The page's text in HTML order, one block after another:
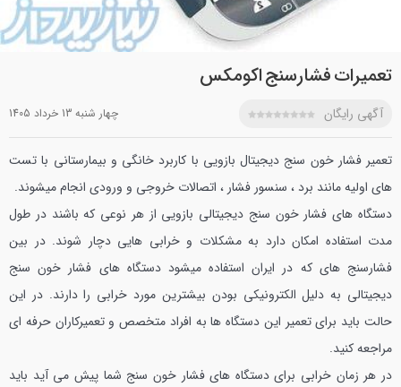
تعمیرات فشارسنج اکومکس
آگهی رایگان چهار شنبه 13 خرداد 1405
تعمیر فشار خون سنج دیجیتال بازویی با کاربرد خانگی و بیمارستانی با تست
های اولیه مانند برد ، سنسور فشار ، اتصالات خروجی و ورودی انجام میشوند.
دستگاه های فشار خون سنج دیجیتالی بازویی از هر نوعی که باشند در طول
مدت استفاده امکان دارد به مشکلات و خرابی هایی دچار شوند. در بین
فشارسنج های که در ایران استفاده میشود دستگاه های فشار خون سنج
دیجیتالی به دلیل الکترونیکی بودن بیشترین مورد خرابی را دارند. در این
حالت باید برای تعمیر این دستگاه ها به افراد متخصص و تعمیرکاران حرفه ای
مراجعه کنید.
در هر زمان خرابی برای دستگاه های فشار خون سنج شما پیش می آید باید